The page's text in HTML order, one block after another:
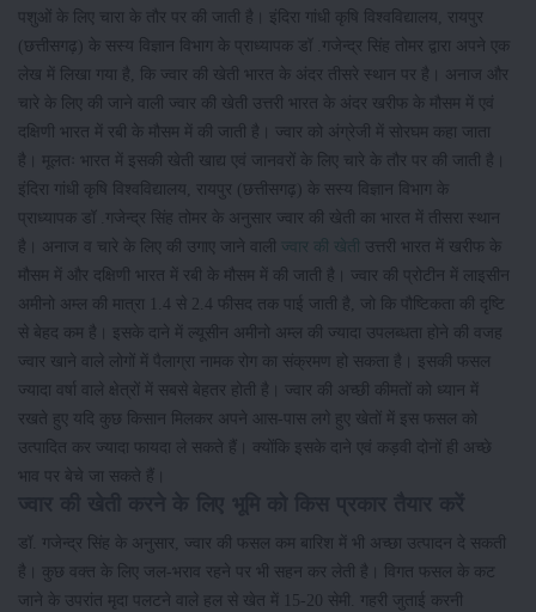
पशुओं के लिए चारा के तौर पर की जाती है। इंदिरा गांधी कृषि विश्वविद्यालय, रायपुर
(छत्तीसगढ़) के सस्य विज्ञान विभाग के प्राध्यापक डॉ .गजेन्द्र सिंह तोमर द्वारा अपने एक
लेख में लिखा गया है, कि ज्वार की खेती भारत के अंदर तीसरे स्थान पर है। अनाज और
चारे के लिए की जाने वाली ज्वार की खेती उत्तरी भारत के अंदर खरीफ के मौसम में एवं
दक्षिणी भारत में रबी के मौसम में की जाती है। ज्वार को अंग्रेजी में सोरघम कहा जाता
है। मूलतः भारत में इसकी खेती खाद्य एवं जानवरों के लिए चारे के तौर पर की जाती है।
इंदिरा गांधी कृषि विश्वविद्यालय, रायपुर (छत्तीसगढ़) के सस्य विज्ञान विभाग के
प्राध्यापक डॉ .गजेन्द्र सिंह तोमर के अनुसार ज्वार की खेती का भारत में तीसरा स्थान
है। अनाज व चारे के लिए की उगाए जाने वाली
ज्वार की खेती
उत्तरी भारत में खरीफ के
मौसम में और दक्षिणी भारत में रबी के मौसम में की जाती है। ज्वार की प्रोटीन में लाइसीन
अमीनो अम्ल की मात्रा 1.4 से 2.4 फीसद तक पाई जाती है, जो कि पौष्टिकता की दृष्टि
से बेहद कम है। इसके दाने में ल्यूसीन अमीनो अम्ल की ज्यादा उपलब्धता होने की वजह
ज्वार खाने वाले लोगों में पैलाग्रा नामक रोग का संक्रमण हो सकता है। इसकी फसल
ज्यादा वर्षा वाले क्षेत्रों में सबसे बेहतर होती है। ज्वार की अच्छी कीमतों को ध्यान में
रखते हुए यदि कुछ किसान मिलकर अपने आस-पास लगे हुए खेतों में इस फसल को
उत्पादित कर ज्यादा फायदा ले सकते हैं। क्योंकि इसके दाने एवं कड़वी दोनों ही अच्छे
भाव पर बेचे जा सकते हैं।
डॉ. गजेन्द्र सिंह के अनुसार, ज्वार की फसल कम बारिश में भी अच्छा उत्पादन दे सकती
है। कुछ वक्त के लिए जल-भराव रहने पर भी सहन कर लेती है। विगत फसल के कट
जाने के उपरांत मृदा पलटने वाले हल से खेत में 15-20 सेमी. गहरी जुताई करनी